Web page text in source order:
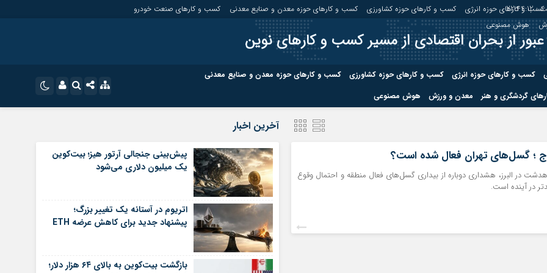
:
22:44:13
کسب و کارهای حوزه انرژی کسب و کارهای حوزه کشاورزی کسب و کارهای حوزه معدن و صنایع معدنی
کسب و کارهای صنعت خودرو
هوش مصنوعی
عبور از بحران اقتصادی از مسیر کسب و کارهای نوین
کسب و کارهای حوزه انرژی کسب و کارهای حوزه کشاورزی
کسب و کارهای حوزه معدن و صنایع معدنی
گردشگری و هنر معدن و ورزش هوش مصنوعی
سروش
آپارات
رمز عبور
مرا به خاطر بسپار
صفحه نخست
کشاورزی کسب و کارهای حوزه معدن و
صنایع معدنی
کسب و کارهای صنعت خودرو کسب و کارهای گردشگری و هنر
کسب و کارهای گردشگری و هنر
؛ گسل‌های تهران فعال شده است؟
ماهدشت در البرز، هشداری دوباره از بیداری گسل‌های فعال منطقه و احتمال وقوع
در آینده است.
آخرین اخبار
پیش‌بینی جنجالی آرتور هیز؛ بیت‌کوین
یک میلیون دلاری می‌شود
اتریوم در آستانه یک تغییر بزرگ؛
پیشنهاد جدید برای کاهش عرضه ETH
بازگشت بیت‌کوین به بالای ۶۴ هزار دلار؛